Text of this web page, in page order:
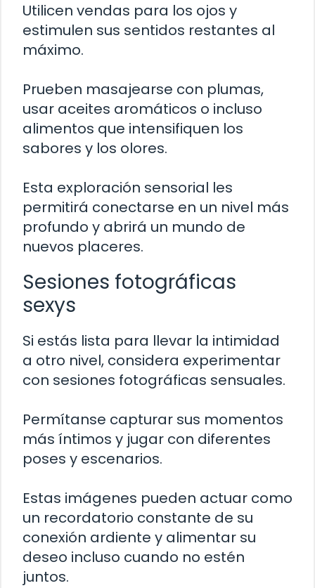
Utilicen vendas para los ojos y
estimulen sus sentidos restantes al
máximo.
Prueben masajearse con plumas,
usar aceites aromáticos o incluso
alimentos que intensifiquen los
sabores y los olores.
Esta exploración sensorial les
permitirá conectarse en un nivel más
profundo y abrirá un mundo de
nuevos placeres.
Sesiones fotográficas
sexys
Si estás lista para llevar la intimidad
a otro nivel, considera experimentar
con sesiones fotográficas sensuales.
Permítanse capturar sus momentos
más íntimos y jugar con diferentes
poses y escenarios.
Estas imágenes pueden actuar como
un recordatorio constante de su
conexión ardiente y alimentar su
deseo incluso cuando no estén
juntos.